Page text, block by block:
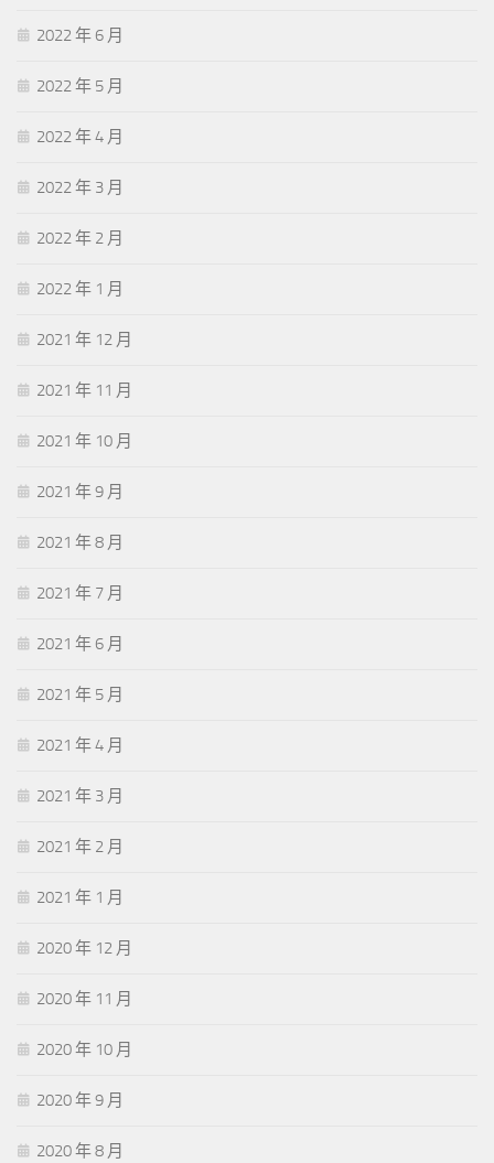
2022 年 6 月
2022 年 5 月
2022 年 4 月
2022 年 3 月
2022 年 2 月
2022 年 1 月
2021 年 12 月
2021 年 11 月
2021 年 10 月
2021 年 9 月
2021 年 8 月
2021 年 7 月
2021 年 6 月
2021 年 5 月
2021 年 4 月
2021 年 3 月
2021 年 2 月
2021 年 1 月
2020 年 12 月
2020 年 11 月
2020 年 10 月
2020 年 9 月
2020 年 8 月